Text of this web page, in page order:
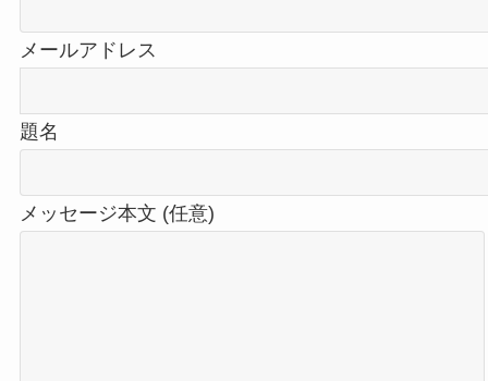
メールアドレス
題名
メッセージ本文 (任意)